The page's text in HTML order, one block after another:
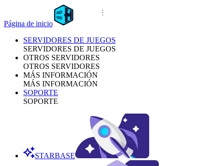
Página de inicio
SERVIDORES DE JUEGOS
SERVIDORES DE JUEGOS
OTROS SERVIDORES
OTROS SERVIDORES
MÁS INFORMACIÓN
MÁS INFORMACIÓN
SOPORTE
SOPORTE
STARBASE